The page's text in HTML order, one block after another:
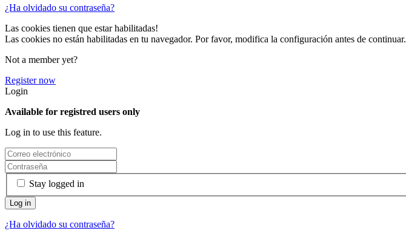
¿Ha olvidado su contraseña?
Las cookies tienen que estar habilitadas!
Las cookies no están habilitadas en tu navegador. Por favor, modifica la configuración antes de continuar.
Not a member yet?
Register now
Login
Available for registred users only
Log in to use this feature.
Stay logged in
¿Ha olvidado su contraseña?